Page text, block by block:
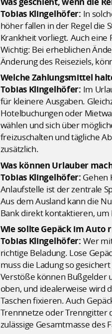
Tobias Klingelhöfer: In
höher fallen in der Regel die
Krankheit vorliegt. Auch
Wichtig: Bei erheblichen
Änderung des Reiseziels,
Welche Zahlungsmittel
Tobias Klingelhöfer: Im
für kleinere Ausgaben.
Hotelbuchungen oder
wählen und sich über
freizuschalten und tägliche
zusätzlich.
Was können Urlauber
Tobias Klingelhöfer: Gehen
Anlaufstelle ist der zentrale
Aus dem Ausland kann die
Bank direkt kontaktieren,
Wie sollte Gepäck im Auto
Tobias Klingelhöfer: Wer
richtige Beladung. Lose
muss die Ladung so
Verstöße können Bußgelder
oben, und idealerweise wird
Taschen fixieren. Auch
Trennnetze oder Trenngitter
zulässige Gesamtmasse des